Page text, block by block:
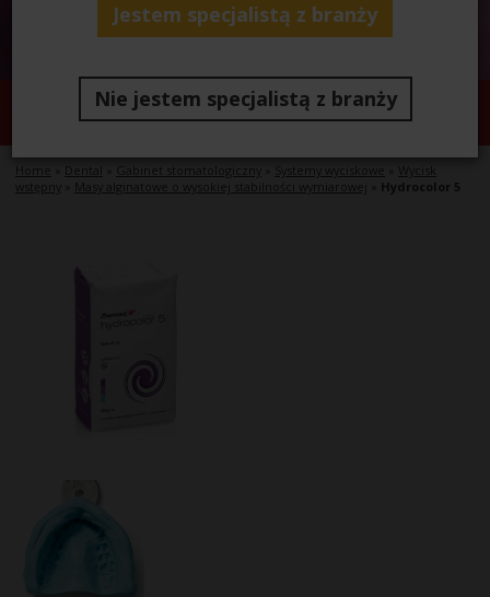
Hydrocolor 5
Home Gabinet stomatologiczny Systemy wyciskowe
wstępny
Masy alginatowe o wysokiej stabilności wymiarowej Hydrocolor 5
Jestem specjalistą z branży
Nie jestem specjalistą z branży